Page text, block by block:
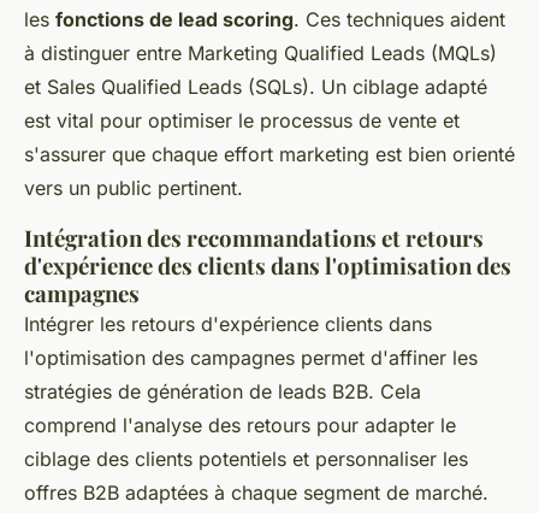
les fonctions de lead scoring. Ces techniques aident
à distinguer entre Marketing Qualified Leads (MQLs)
et Sales Qualified Leads (SQLs). Un ciblage adapté
est vital pour optimiser le processus de vente et
s'assurer que chaque effort marketing est bien orienté
vers un public pertinent.
Intégration des recommandations et retours
d'expérience des clients dans l'optimisation des
campagnes
Intégrer les retours d'expérience clients dans
l'optimisation des campagnes permet d'affiner les
stratégies de génération de leads B2B. Cela
comprend l'analyse des retours pour adapter le
ciblage des clients potentiels et personnaliser les
offres B2B adaptées à chaque segment de marché.